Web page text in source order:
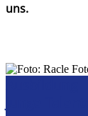
uns.